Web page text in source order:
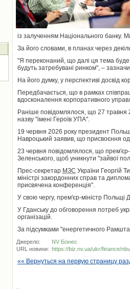
із залученням Національного банку.
За його словами, в планах через
"Я переконаний, що далі ця тема буде
будуть затребувані ринком", –
На його думку, у перспективі досвід
Передбачається, що в рамках
вдосконалення корпоративного
Раніше повідомлялося, що 27 травня
назву "імені Героїв УПА".
19 червня 2026 року президент
Навроцький заявив, що присвоєння
23 червня повідомлялося, що прем'єр-
Зеленського, щоб уникнути "зайвої
Прес-секретар МЗС України Георгій
міністрі закордонних справ та
присвячена конференція".
У свою чергу, прем'єр-міністр Польщі
У Гданську до обговорення потреб
організацій.
За підсумками "енергетичного
Джерело:
NV Бізнес
URL новини: https://biz.nv.ua/ukr/finance/
«« Вернуться на первую страницу